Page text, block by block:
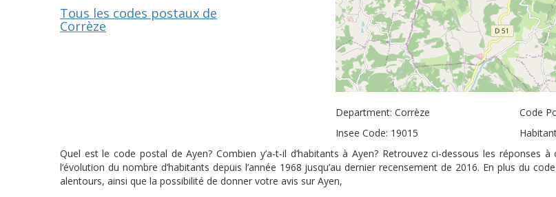
Tous les codes postaux de
Corrèze
Department: Corrèze
Insee Code: 19015
Code
Quel est le code postal de Ayen? Combien y’a-t-il d’habitants à Ayen? Retrouvez ci-dessous les
l’évolution du nombre d’habitants depuis l’année 1968 jusqu’au dernier recensement de 2016. En plus du
alentours, ainsi que la possibilité de donner votre avis sur Ayen,